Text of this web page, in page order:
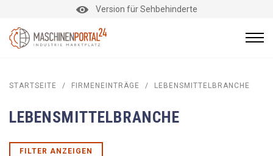
Version für Sehbehinderte
STARTSEITE / FIRMENEINTRÄGE / LEBENSMITTELBRANCHE
LEBENSMITTELBRANCHE
FILTER ANZEIGEN